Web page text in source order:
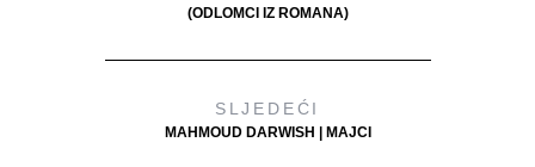
(ODLOMCI IZ ROMANA)
SLJEDEĆI
MAHMOUD DARWISH | MAJCI